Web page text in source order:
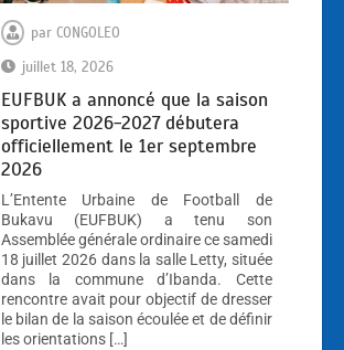
par CONGOLEO
juillet 18, 2026
EUFBUK a annoncé que la saison
sportive 2026-2027 débutera
officiellement le 1er septembre
2026
L’Entente Urbaine de Football de
Bukavu (EUFBUK) a tenu son
Assemblée générale ordinaire ce samedi
18 juillet 2026 dans la salle Letty, située
dans la commune d’Ibanda. Cette
rencontre avait pour objectif de dresser
le bilan de la saison écoulée et de définir
les orientations […]